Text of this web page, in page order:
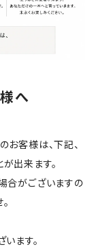
へ
お客様は、下記、
出来ます。
合がございますの
ます。